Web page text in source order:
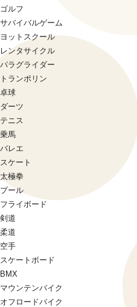
ゴルフ
サバイバルゲーム
ヨットスクール
レンタサイクル
パラグライダー
トランポリン
卓球
ダーツ
テニス
乗馬
バレエ
スケート
太極拳
プール
フライボード
剣道
柔道
空手
スケートボード
BMX
マウンテンバイク
オフロードバイク